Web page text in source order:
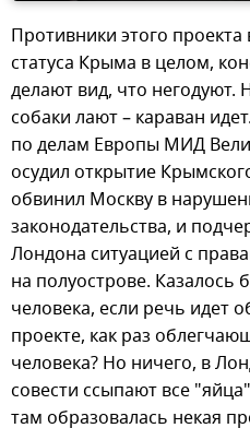
Противники этого проекта
статуса Крыма в целом,
делают вид, что негодуют.
собаки лают – караван
по делам Европы МИД
осудил открытие
обвинил Москву в
законодательства, и
Лондона ситуацией с
на полуострове. Казалось
человека, если речь идет
проекте, как раз
человека? Но ничего, в
совести ссыпают все
там образовалась некая